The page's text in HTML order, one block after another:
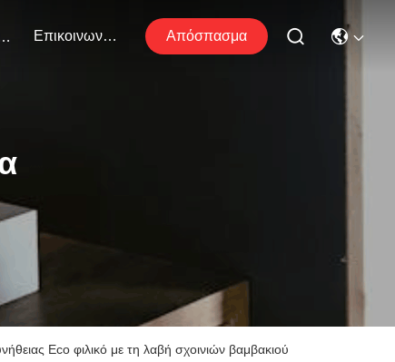
Επικοινωνήστε Μαζί Μας Απόσπασμα
Eco φιλικό με τη λαβή σχοινιών βαμβακιού